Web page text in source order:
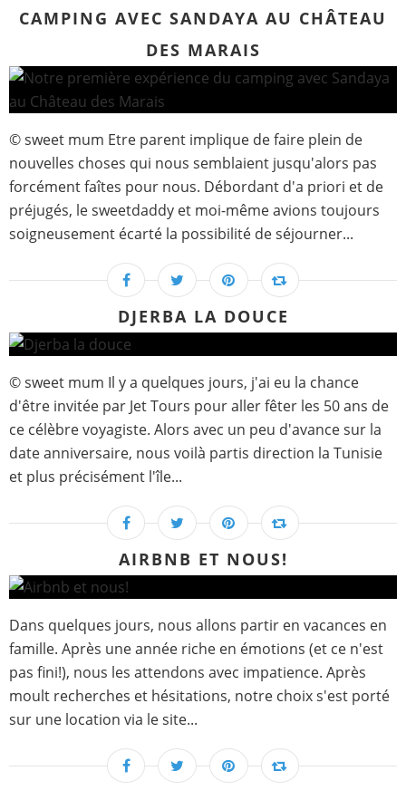
CAMPING AVEC SANDAYA AU CHÂTEAU
DES MARAIS
© sweet mum Etre parent implique de faire plein de
nouvelles choses qui nous semblaient jusqu'alors pas
forcément faîtes pour nous. Débordant d'a priori et de
préjugés, le sweetdaddy et moi-même avions toujours
soigneusement écarté la possibilité de séjourner...
DJERBA LA DOUCE
© sweet mum Il y a quelques jours, j'ai eu la chance
d'être invitée par Jet Tours pour aller fêter les 50 ans de
ce célèbre voyagiste. Alors avec un peu d'avance sur la
date anniversaire, nous voilà partis direction la Tunisie
et plus précisément l'île...
AIRBNB ET NOUS!
Dans quelques jours, nous allons partir en vacances en
famille. Après une année riche en émotions (et ce n'est
pas fini!), nous les attendons avec impatience. Après
moult recherches et hésitations, notre choix s'est porté
sur une location via le site...